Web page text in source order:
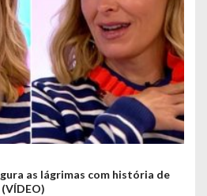
as lágrimas com história de